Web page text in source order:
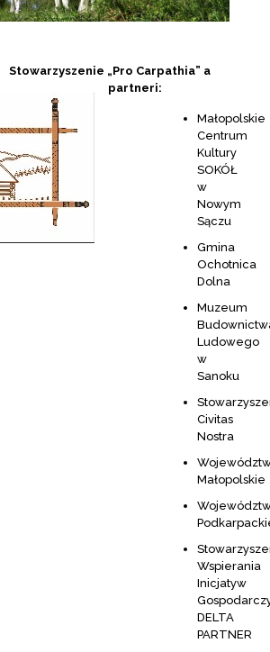
Stowarzyszenie „Pro Carpathia” a
partneri:
Małopolskie
Centrum
Kultury
SOKÓŁ
w
Nowym
Sączu
Gmina
Ochotnica
Dolna
Muzeum
Ludowego
w
Sanoku
Civitas
Nostra
Małopolskie
Wspierania
Inicjatyw
DELTA
PARTNER